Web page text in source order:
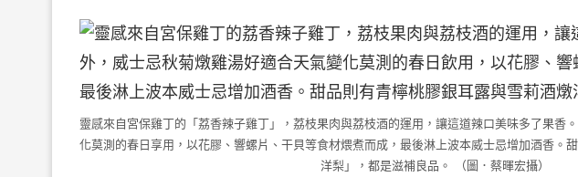
靈感來自宮保雞丁的「荔香辣子雞丁」，荔枝果肉與荔枝酒的運用，讓這道辣口美味多了果香
化莫測的春日享用，以花膠、響螺片、干貝等食材煨煮而成，最後淋上波本威士忌增加酒香。
洋梨」，都是滋補良品。 （圖．蔡暉宏攝）